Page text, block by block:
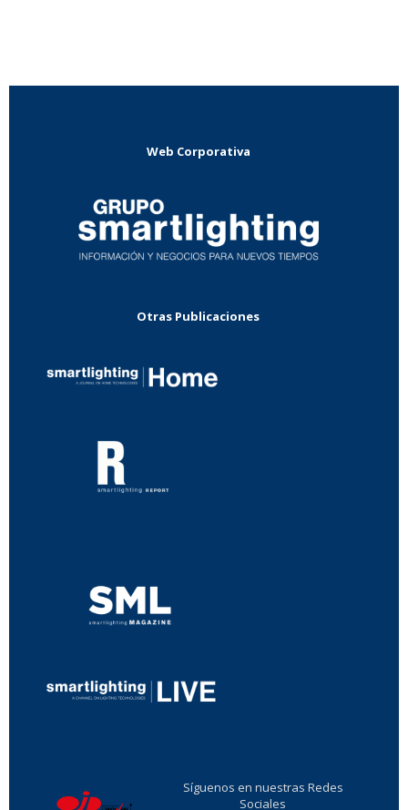
Web Corporativa
Otras Publicaciones
Síguenos en nuestras Redes
Sociales